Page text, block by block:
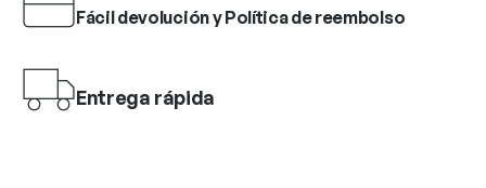
Fácil devolución y Política de reembolso
Entrega rápida